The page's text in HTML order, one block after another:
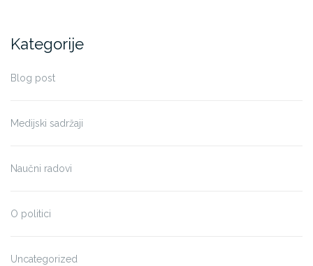
Kategorije
Blog post
Medijski sadržaji
Naučni radovi
O politici
Uncategorized